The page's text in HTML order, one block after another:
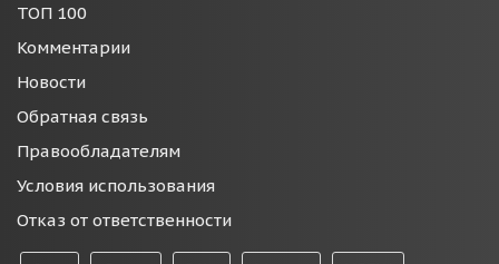
ТОП 100
Комментарии
Новости
Обратная связь
Правообладателям
Условия использования
Отказ от ответственности